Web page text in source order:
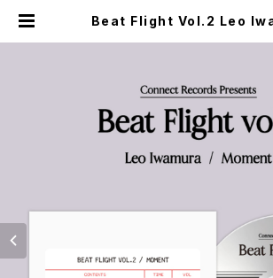
Beat Flight Vol.2 Leo